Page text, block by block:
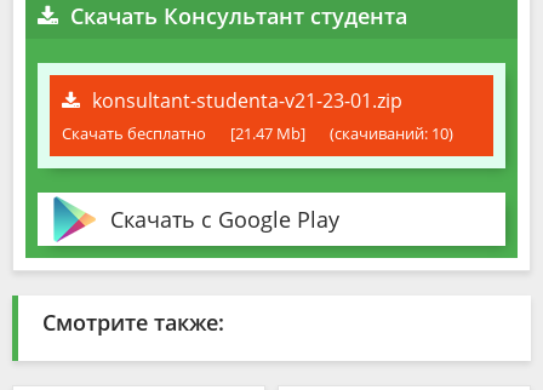
Скачать Консультант студента
konsultant-studenta-v21-23-01.zip
Скачать бесплатно [21.47 Mb] (cкачиваний: 10)
Скачать с Google Play
Смотрите также: